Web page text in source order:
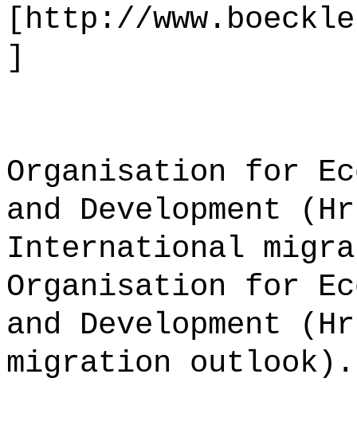
[http://
]
Organisation for
and Development
International
Organisation for
and Development
migration